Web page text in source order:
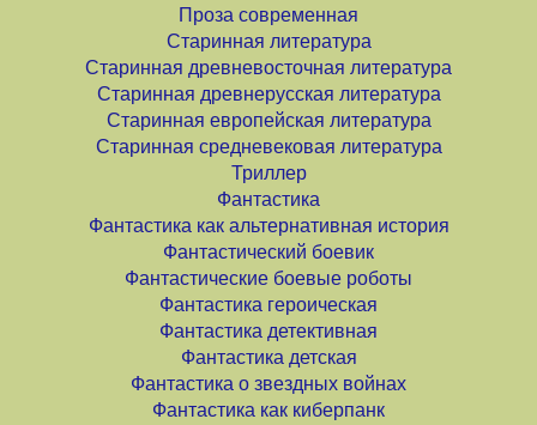
Проза современная
Старинная литература
Старинная древневосточная литература
Старинная древнерусская литература
Старинная европейская литература
Старинная средневековая литература
Триллер
Фантастика
Фантастика как альтернативная история
Фантастический боевик
Фантастические боевые роботы
Фантастика героическая
Фантастика детективная
Фантастика детская
Фантастика о звездных войнах
Фантастика как киберпанк